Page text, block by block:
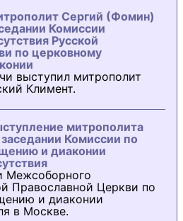
Сергий (Фомин)
Комиссии
Русской
по церковному
выступил митрополит
Климент.
митрополита
Комиссии по
и диаконии
Межсоборного
Православной Церкви по
и диаконии
в Москве.